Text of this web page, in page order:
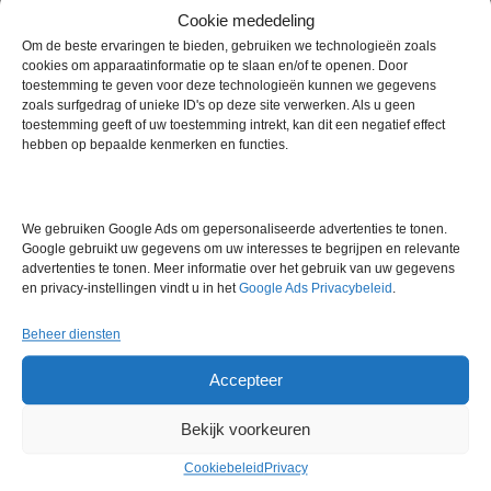
Cookie mededeling
Om de beste ervaringen te bieden, gebruiken we technologieën zoals
cookies om apparaatinformatie op te slaan en/of te openen. Door
toestemming te geven voor deze technologieën kunnen we gegevens
zoals surfgedrag of unieke ID's op deze site verwerken. Als u geen
toestemming geeft of uw toestemming intrekt, kan dit een negatief effect
hebben op bepaalde kenmerken en functies.
We gebruiken Google Ads om gepersonaliseerde advertenties te tonen.
Google gebruikt uw gegevens om uw interesses te begrijpen en relevante
advertenties te tonen. Meer informatie over het gebruik van uw gegevens
en privacy-instellingen vindt u in hetGoogle Ads Privacybeleid .
Beheer diensten
Accepteer
Bekijk voorkeuren
Cookiebeleid Privacy
Temperatuurbereik: omgeving + 5°C tot 50°C
Relatieve vochtigheid: 95%, regelbaar
Vochtigheidsbron: extern vochtreservoir
CO2-concentratiebereik: 0 tot 20%
CO2-sensortechnologie: IR-sensor
Afmetingen (DxBxH): 686 x 1092 x 1002 mm
Extra informatie
Gewicht
6 maanden
Gebruikt in goede conditie